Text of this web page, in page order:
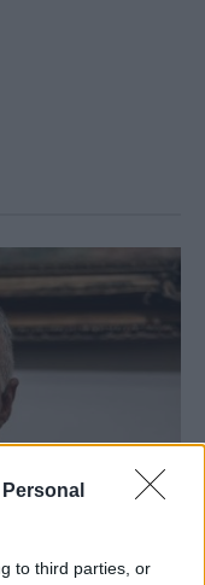
to third parties, or